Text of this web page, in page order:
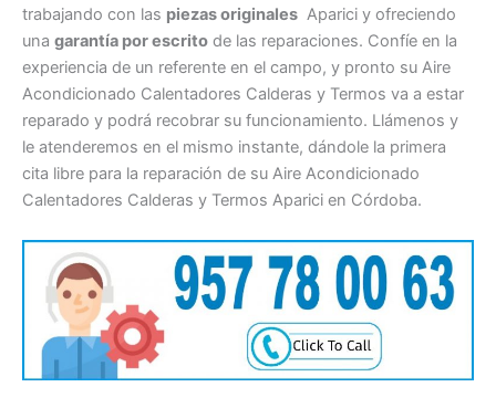
trabajando con las piezas originales Aparici y ofreciendo
una garantía por escrito de las reparaciones. Confíe en la
experiencia de un referente en el campo, y pronto su Aire
Acondicionado Calentadores Calderas y Termos va a estar
reparado y podrá recobrar su funcionamiento. Llámenos y
le atenderemos en el mismo instante, dándole la primera
cita libre para la reparación de su Aire Acondicionado
Calentadores Calderas y Termos Aparici en Córdoba.